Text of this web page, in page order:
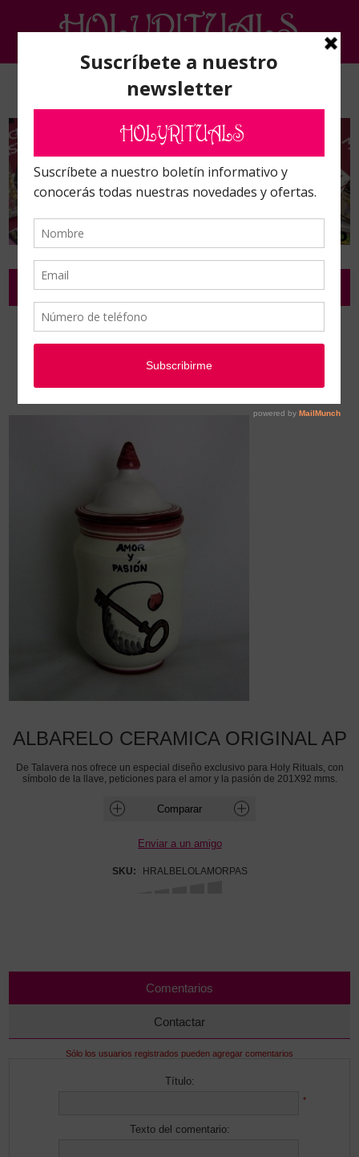
Inicio / Complementos de ritual y ceremonia /
Albarelos guarda plantas, esencias, polvos y alimento para rituales.
ALBARELO CERAMICA ORIGINAL AP
ALBARELO CERAMICA ORIGINAL AP
De Talavera nos ofrece un especial diseño exclusivo para Holy Rituals, con
símbolo de la llave, peticiones para el amor y la pasión de 201X92 mms.
SKU: HRALBELOLAMORPAS
Comentarios
Contactar
Sólo los usuarios registrados pueden agregar comentarios
Título:
*
Texto del comentario: